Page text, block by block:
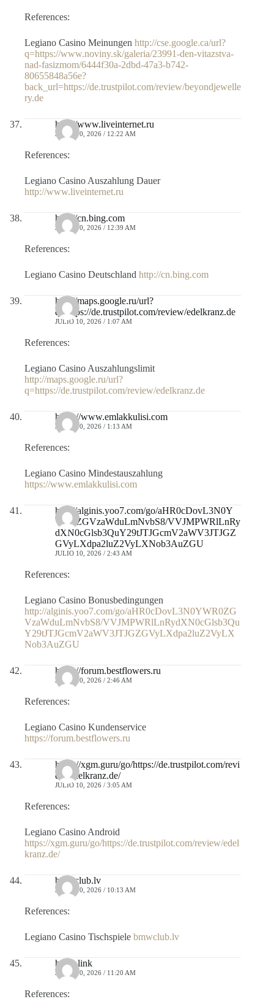
References:
Legiano Casino Meinungen http://cse.google.ca/url?
q=https://www.noviny.sk/galeria/23991-den-vitazstva-
nad-fasizmom/6444f30a-2dbd-47a3-b742-
80655848a56e?
back_url=https://de.trustpilot.com/review/beyondjewelle
ry.de
http://www.liveinternet.ru
JULIO 10, 2026 / 12:22 AM
References:
Legiano Casino Auszahlung Dauer
http://www.liveinternet.ru
http://cn.bing.com
JULIO 10, 2026 / 12:39 AM
References:
Legiano Casino Deutschland http://cn.bing.com
http://maps.google.ru/url?
q=https://de.trustpilot.com/review/edelkranz.de
JULIO 10, 2026 / 1:07 AM
References:
Legiano Casino Auszahlungslimit
http://maps.google.ru/url?
q=https://de.trustpilot.com/review/edelkranz.de
https://www.emlakkulisi.com
JULIO 10, 2026 / 1:13 AM
References:
Legiano Casino Mindestauszahlung
https://www.emlakkulisi.com
http://alginis.yoo7.com/go/aHR0cDovL3N0Y
WR0ZGVzaWduLmNvbS8/VVJMPWRlLnRy
dXN0cGlsb3QuY29tJTJGcmV2aWV3JTJGZ
GVyLXdpa2luZ2VyLXNob3AuZGU
JULIO 10, 2026 / 2:43 AM
References:
Legiano Casino Bonusbedingungen
http://alginis.yoo7.com/go/aHR0cDovL3N0YWR0ZG
VzaWduLmNvbS8/VVJMPWRlLnRydXN0cGlsb3Qu
Y29tJTJGcmV2aWV3JTJGZGVyLXdpa2luZ2VyLX
Nob3AuZGU
https://forum.bestflowers.ru
JULIO 10, 2026 / 2:46 AM
References:
Legiano Casino Kundenservice
https://forum.bestflowers.ru
https://xgm.guru/go/https://de.trustpilot.com/revi
ew/edelkranz.de/
JULIO 10, 2026 / 3:05 AM
References:
Legiano Casino Android
https://xgm.guru/go/https://de.trustpilot.com/review/edel
kranz.de/
bmwclub.lv
JULIO 10, 2026 / 10:13 AM
References:
Legiano Casino Tischspiele bmwclub.lv
heres.link
JULIO 10, 2026 / 11:20 AM
References: